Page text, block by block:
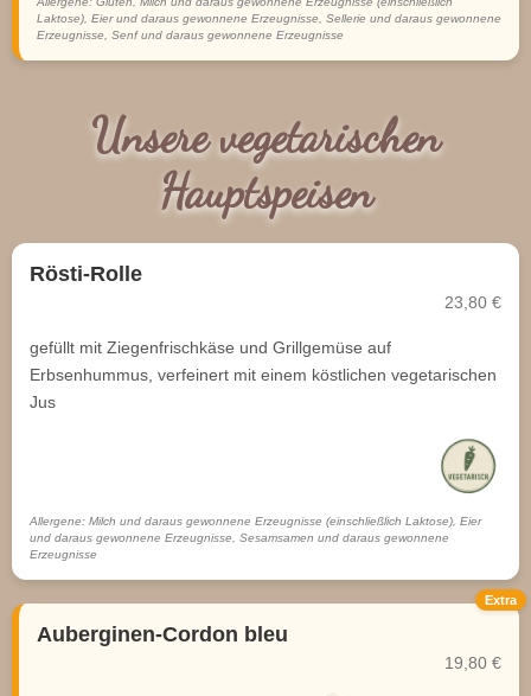
Laktose), Eier und daraus gewonnene Erzeugnisse, Sellerie und daraus gewonnene
Erzeugnisse, Senf und daraus gewonnene Erzeugnisse
Unsere vegetarischen
Hauptspeisen
Rösti-Rolle
23,80 €
gefüllt mit Ziegenfrischkäse und Grillgemüse auf
Erbsenhummus, verfeinert mit einem köstlichen vegetarischen
Jus
Allergene: Milch und daraus gewonnene Erzeugnisse (einschließlich Laktose), Eier
und daraus gewonnene Erzeugnisse, Sesamsamen und daraus gewonnene
Erzeugnisse
Extra
Auberginen-Cordon bleu
19,80 €